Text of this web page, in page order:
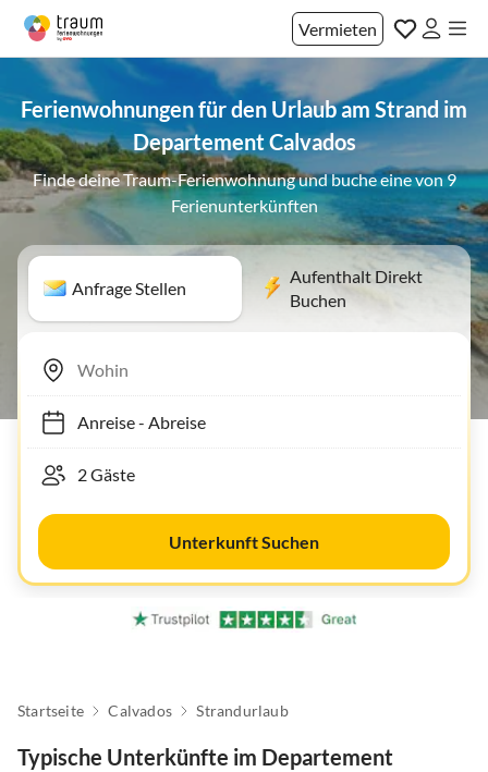
Vermieten
Ferienwohnungen für den Urlaub am Strand im
Departement Calvados
Finde deine Traum-Ferienwohnung und buche eine von 9
Ferienunterkünften
Anfrage Stellen
Aufenthalt Direkt
Buchen
Anreise- Abreise
Unterkunft Suchen
Startseite Calvados Strandurlaub
Typische Unterkünfte im Departement